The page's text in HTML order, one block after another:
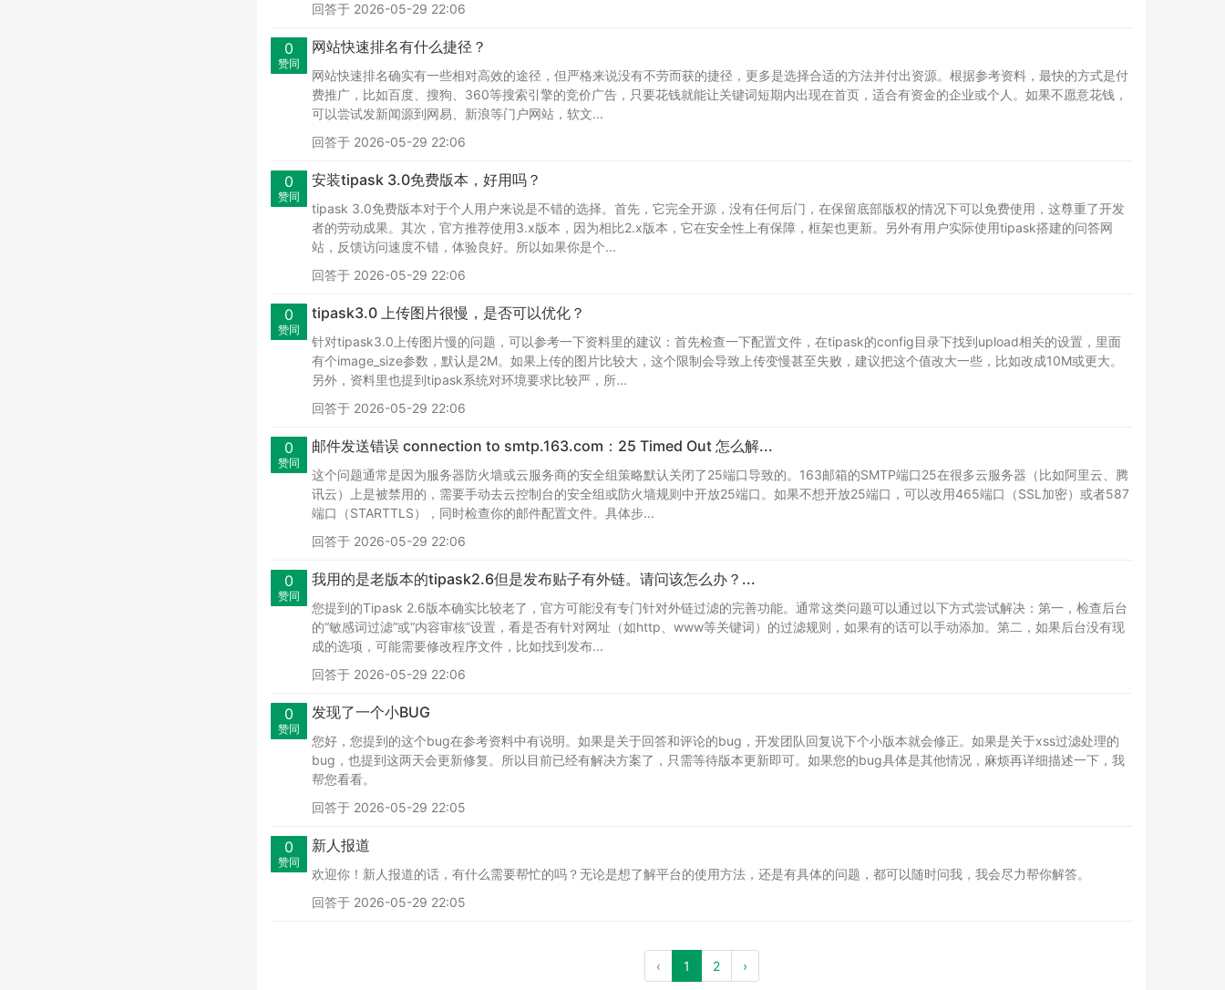
回答于 2026-05-29 22:06
0
赞同
网站快速排名有什么捷径？
网站快速排名确实有一些相对高效的途径，但严格来说没有不劳而获的捷径，更多是选择合适的方法并付出资源。根据参考资料，最快的方式是付
费推广，比如百度、搜狗、360等搜索引擎的竞价广告，只要花钱就能让关键词短期内出现在首页，适合有资金的企业或个人。如果不愿意花钱，
可以尝试发新闻源到网易、新浪等门户网站，软文...
回答于 2026-05-29 22:06
0
赞同
安装tipask 3.0免费版本，好用吗？
tipask 3.0免费版本对于个人用户来说是不错的选择。首先，它完全开源，没有任何后门，在保留底部版权的情况下可以免费使用，这尊重了开发
者的劳动成果。其次，官方推荐使用3.x版本，因为相比2.x版本，它在安全性上有保障，框架也更新。另外有用户实际使用tipask搭建的问答网
站，反馈访问速度不错，体验良好。所以如果你是个...
回答于 2026-05-29 22:06
0
赞同
tipask3.0 上传图片很慢，是否可以优化？
针对tipask3.0上传图片慢的问题，可以参考一下资料里的建议：首先检查一下配置文件，在tipask的config目录下找到upload相关的设置，里面
有个image_size参数，默认是2M。如果上传的图片比较大，这个限制会导致上传变慢甚至失败，建议把这个值改大一些，比如改成10M或更大。
另外，资料里也提到tipask系统对环境要求比较严，所...
回答于 2026-05-29 22:06
0
赞同
邮件发送错误 connection to smtp.163.com：25 Timed Out 怎么解...
这个问题通常是因为服务器防火墙或云服务商的安全组策略默认关闭了25端口导致的。163邮箱的SMTP端口25在很多云服务器（比如阿里云、腾
讯云）上是被禁用的，需要手动去云控制台的安全组或防火墙规则中开放25端口。如果不想开放25端口，可以改用465端口（SSL加密）或者587
端口（STARTTLS），同时检查你的邮件配置文件。具体步...
回答于 2026-05-29 22:06
0
赞同
我用的是老版本的tipask2.6但是发布贴子有外链。请问该怎么办？...
您提到的Tipask 2.6版本确实比较老了，官方可能没有专门针对外链过滤的完善功能。通常这类问题可以通过以下方式尝试解决：第一，检查后台
的“敏感词过滤”或“内容审核”设置，看是否有针对网址（如http、www等关键词）的过滤规则，如果有的话可以手动添加。第二，如果后台没有现
成的选项，可能需要修改程序文件，比如找到发布...
回答于 2026-05-29 22:06
0
赞同
发现了一个小BUG
您好，您提到的这个bug在参考资料中有说明。如果是关于回答和评论的bug，开发团队回复说下个小版本就会修正。如果是关于xss过滤处理的
bug，也提到这两天会更新修复。所以目前已经有解决方案了，只需等待版本更新即可。如果您的bug具体是其他情况，麻烦再详细描述一下，我
帮您看看。
回答于 2026-05-29 22:05
0
赞同
新人报道
欢迎你！新人报道的话，有什么需要帮忙的吗？无论是想了解平台的使用方法，还是有具体的问题，都可以随时问我，我会尽力帮你解答。
回答于 2026-05-29 22:05
‹ 1 2 ›